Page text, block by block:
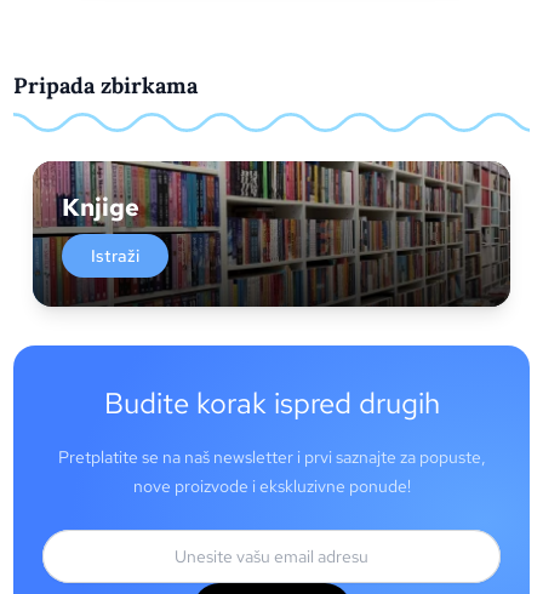
Pripada zbirkama
Knjige
Istraži
Budite korak ispred drugih
Pretplatite se na naš newsletter i prvi saznajte za popuste,
nove proizvode i ekskluzivne ponude!